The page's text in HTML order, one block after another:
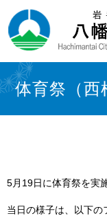
ー
ジ
先
頭
で
ニ
ュ
を
飛
ば
文 体育祭（西
5月19日に体育祭を実
当日の様子は、以下の